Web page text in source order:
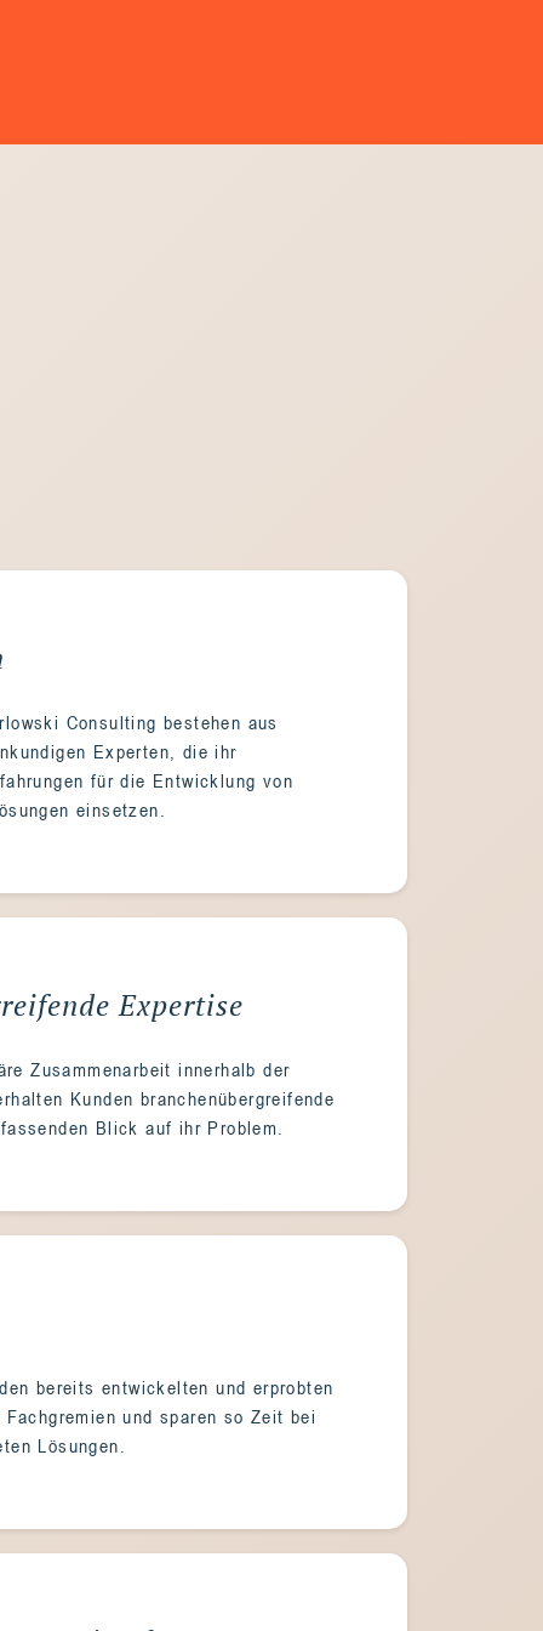
Consulting bestehen aus
Experten, die ihr
für die Entwicklung von
einsetzen.
Expertise
Zusammenarbeit innerhalb der
Kunden branchenübergreifende
Blick auf ihr Problem.
bereits entwickelten und erprobten
und sparen so Zeit bei
Lösungen.